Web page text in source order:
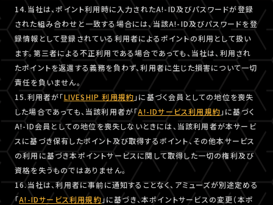
14.当社は、ポイント利用時に入力されたA!-ID及びパスワードが登録
された組み合わせと一致する場合には、当該A!-ID及びパスワードを登
録情報として登録されている利用者によるポイントの利用として扱い
ます。第三者による不正利用である場合であっても、当社は、利用され
たポイントを返還する義務を負わず、利用者に生じた損害について一切
責任を負いません。
15.利用者が「LIVESHIP 利用規約 」に基づく会員としての地位を喪失
した場合であっても、当該利用者が「A!-IDサービス利用規約 」に基づく
A!-ID会員としての地位を喪失しないときには、当該利用者が本サービ
スに基づき保有したポイント及び取得するポイント、その他本サービス
の利用に基づき本ポイントサービスに関して取得した一切の権利及び
資格を失うものではありません。
16.当社は、利用者に事前に通知することなく、アミューズが別途定める
「A!-IDサービス利用規約」に基づき、本ポイントサービスの変更（本ポ